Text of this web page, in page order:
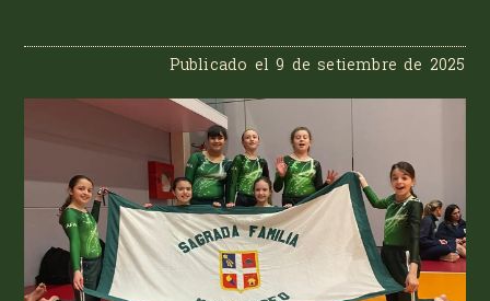
Publicado el 9 de setiembre de 2025